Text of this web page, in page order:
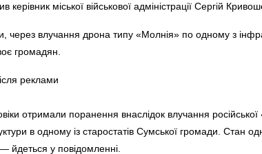
керівник міської військової адміністрації Сергій
через влучання дрона типу «Молнія» по одному з
громадян.
реклами
отримали поранення внаслідок влучання російської
в одному із старостатів Сумської громади. Стан
йдеться у повідомленні.